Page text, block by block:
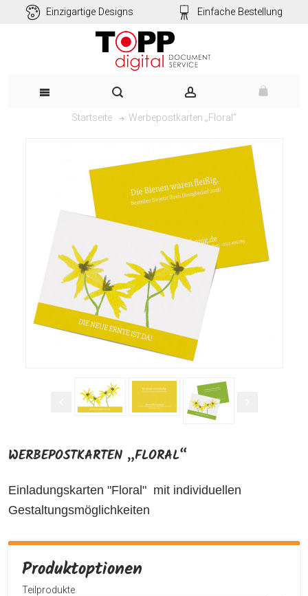
Einzigartige Designs Einfache Bestellung
Startseite Werbepostkarten „Floral“
WERBEPOSTKARTEN „FLORAL“
Einladungskarten "Floral" mit individuellen
Gestaltungsmöglichkeiten
Produktoptionen
Teilprodukte